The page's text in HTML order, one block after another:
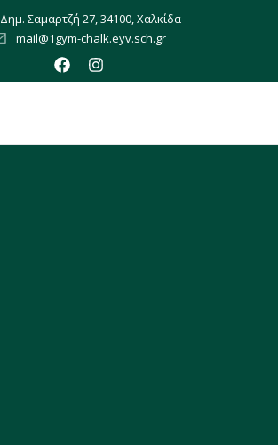
Δημ. Σαμαρτζή 27, 34100, Χαλκίδα
mail@1gym-chalk.eyv.sch.gr